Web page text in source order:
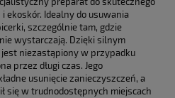
ekoskór. Idealny do usuwania
szczególnie tam, gdzie
wystarczają. Dzięki silnym
jest niezastąpiony w przypadku
przez długi czas. Jego
usunięcie zanieczyszczeń, a
się w trudnodostępnych miejscach